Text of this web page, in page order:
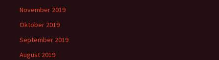
November 2019
Oktober 2019
September 2019
August 2019